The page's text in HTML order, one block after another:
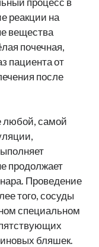
реакции на
вещества
почечная,
пациента от
после
любой, самой
продолжает
Проведение
того, сосуды
специальном
бляшек.